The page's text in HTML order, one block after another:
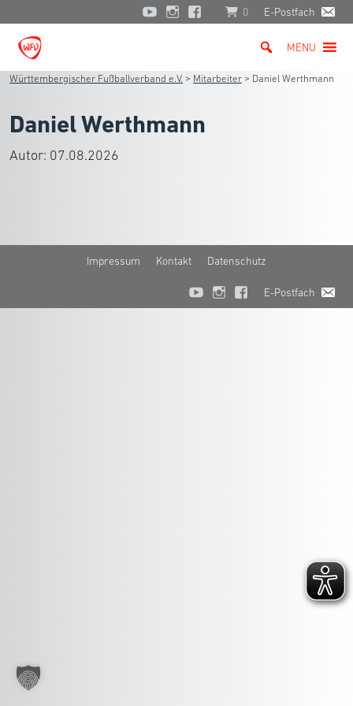
0 E-Postfach
MENU
Württembergischer Fußballverband e.V. > Mitarbeiter > Daniel Werthmann
Daniel Werthmann
Autor: 07.08.2026
Impressum Kontakt Datenschutz
E-Postfach